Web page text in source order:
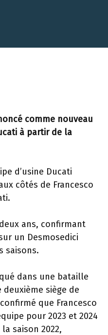
comme nouveau
à partir de la
d’usine Ducati
côtés de Francesco
ans, confirmant
un Desmosedici
saisons.
dans une bataille
deuxième siège de
que Francesco
pour 2023 et 2024
saison 2022,